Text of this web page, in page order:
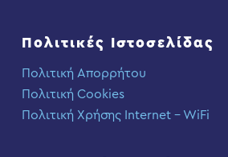
Πολιτικές Ιστοσελίδας
Πολιτική Απορρήτου
Πολιτική Cookies
Πολιτική Χρήσης Internet – WiFi